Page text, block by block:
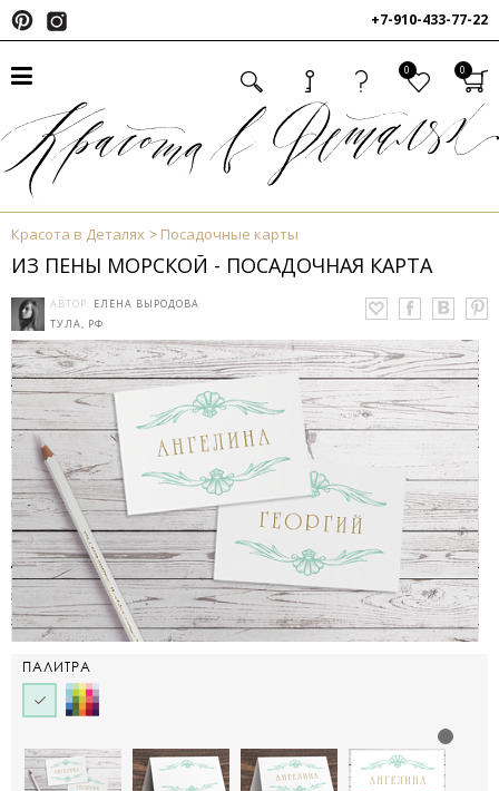
+7-910-433-77-22
0 0
Красота в Деталях Посадочные карты
ИЗ ПЕНЫ МОРСКОЙ - ПОСАДОЧНАЯ КАРТА
АВТОР: ЕЛЕНА ВЫРОДОВА
ТУЛА, РФ
ПАЛИТРА